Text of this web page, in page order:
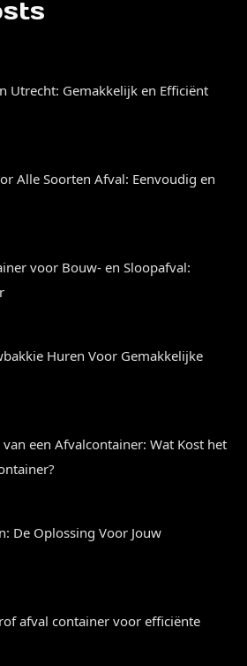
Utrecht: Gemakkelijk en Efficiënt
Alle Soorten Afval: Eenvoudig en
voor Bouw- en Sloopafval:
Huren Voor Gemakkelijke
een Afvalcontainer: Wat Kost het
De Oplossing Voor Jouw
afval container voor efficiënte